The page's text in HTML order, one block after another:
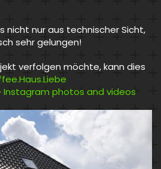
nicht nur aus technischer Sicht,
sehr gelungen!
verfolgen möchte, kann dies
Instagram photos and videos